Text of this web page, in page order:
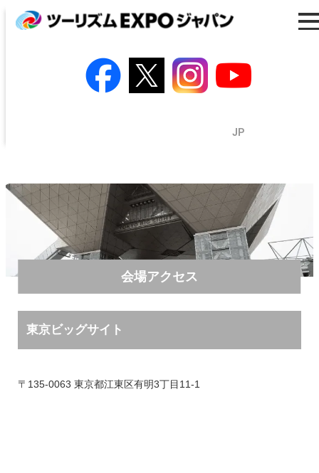
JP
一般の方はこちら
業界・プレスの方はこちら
会場アクセス
東京ビッグサイト
〒135-0063 東京都江東区有明3丁目11-1